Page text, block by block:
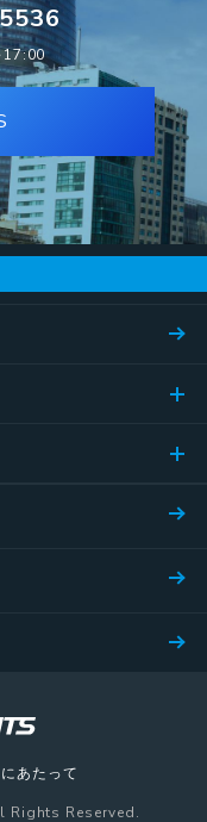
17:00
あたって
Reserved.